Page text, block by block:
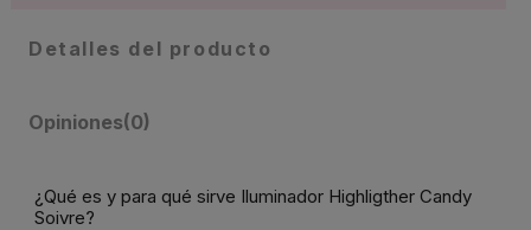
Detalles del producto
Opiniones(0)
¿Qué es y para qué sirve Iluminador Highligther Candy
Soivre?